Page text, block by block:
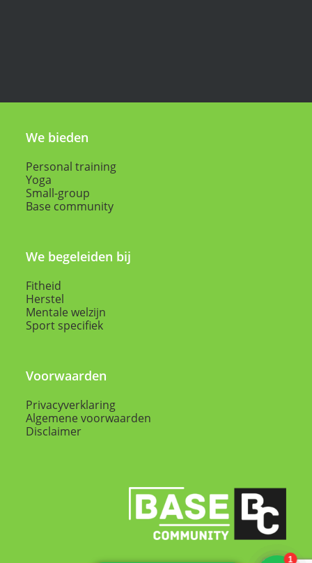
We bieden
Personal training
Yoga
Small-group
Base community
We begeleiden bij
Fitheid
Herstel
Mentale welzijn
Sport specifiek
Voorwaarden
Privacyverklaring
Algemene voorwaarden
Disclaimer